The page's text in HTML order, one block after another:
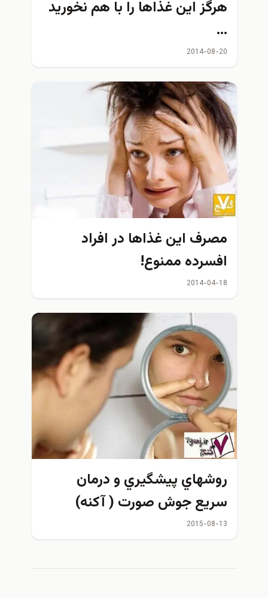
هرگز اين غذاها را با هم نخوريد
…
2014-08-20
مصرف اين غذاها در افراد
افسرده ممنوع!
2014-04-18
روشهاي پيشگيري و درمان
سريع جوش صورت ( آكنه)
2015-08-13